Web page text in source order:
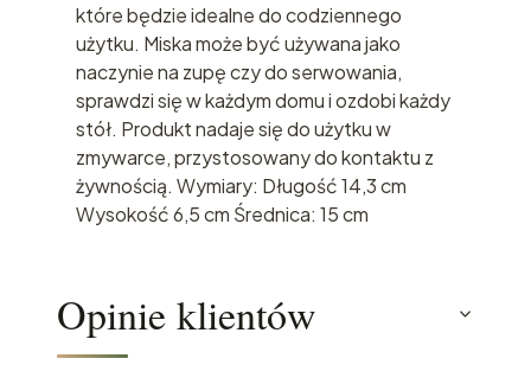
które będzie idealne do codziennego
użytku. Miska może być używana jako
naczynie na zupę czy do serwowania,
sprawdzi się w każdym domu i ozdobi każdy
stół. Produkt nadaje się do użytku w
zmywarce, przystosowany do kontaktu z
żywnością. Wymiary: Długość 14,3 cm
Wysokość 6,5 cm Średnica: 15 cm
Opinie klientów